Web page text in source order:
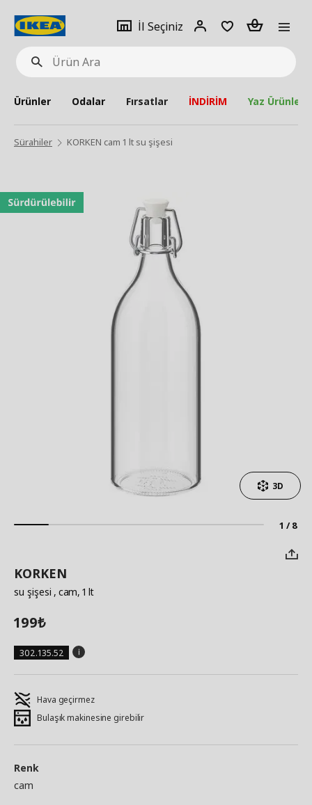
Ürün
Ara
İl Seçiniz
Giriş
Adet
Ürünler Odalar Fırsatlar İNDİRİM Yaz Ürünleri
Sürahiler KORKEN cam 1 lt su şişesi
1 / 8
3D
KORKEN
su şişesi , cam, 1 lt
199₺
302.135.52
Hava geçirmez
Bulaşık makinesine girebilir
Renk
cam